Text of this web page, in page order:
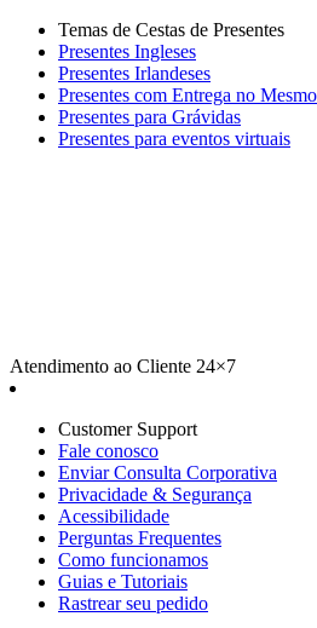
Temas de Cestas de Presentes
Presentes Ingleses
Presentes Irlandeses
Presentes com Entrega no
Presentes para Grávidas
Presentes para eventos virtuais
Atendimento ao Cliente 24×7
Customer Support
Fale conosco
Enviar Consulta Corporativa
Privacidade & Segurança
Acessibilidade
Perguntas Frequentes
Como funcionamos
Guias e Tutoriais
Rastrear seu pedido